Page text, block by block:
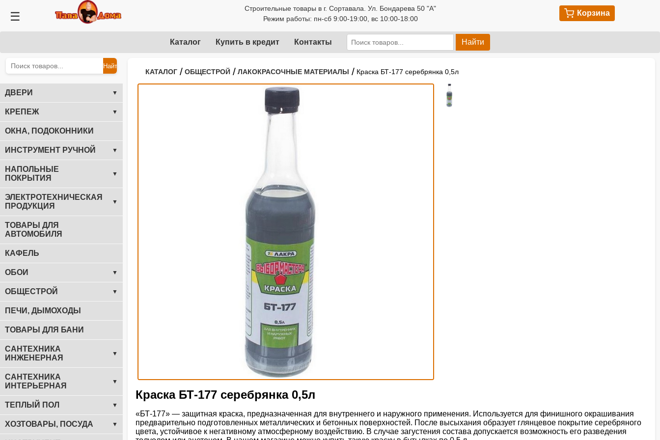
☰
Строительные товары в г. Сортавала. Ул. Бондарева 50 "А"
Режим работы: пн-сб 9:00-19:00, вс 10:00-18:00
Корзина
Каталог Купить в кредит Контакты Найти
Найти
ДВЕРИ ▼
КРЕПЕЖ ▼
ОКНА, ПОДОКОННИКИ
ИНСТРУМЕНТ РУЧНОЙ ▼
НАПОЛЬНЫЕ
ПОКРЫТИЯ
▼
ЭЛЕКТРОТЕХНИЧЕСКАЯ
ПРОДУКЦИЯ
▼
ТОВАРЫ ДЛЯ
АВТОМОБИЛЯ
КАФЕЛЬ
ОБОИ ▼
ОБЩЕСТРОЙ ▼
ПЕЧИ, ДЫМОХОДЫ
ТОВАРЫ ДЛЯ БАНИ
САНТЕХНИКА
ИНЖЕНЕРНАЯ
▼
САНТЕХНИКА
ИНТЕРЬЕРНАЯ
▼
ТЕПЛЫЙ ПОЛ ▼
ХОЗТОВАРЫ, ПОСУДА ▼
КАТАЛОГ / ОБЩЕСТРОЙ / ЛАКОКРАСОЧНЫЕ МАТЕРИАЛЫ / Краска БТ-177 серебрянка 0,5л
Краска БТ-177 серебрянка 0,5л
«БТ-177» — защитная краска, предназначенная для внутреннего и наружного применения. Используется для финишного окрашивания
предварительно подготовленных металлических и бетонных поверхностей. После высыхания образует глянцевое покрытие серебряного
цвета, устойчивое к негативному атмосферному воздействию. В случае загустения состава допускается возможность его разведения